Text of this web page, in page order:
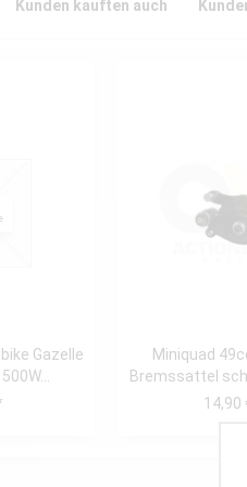
Kunden kauften auch
Gazelle
Miniquad
Bremssattel
14,90